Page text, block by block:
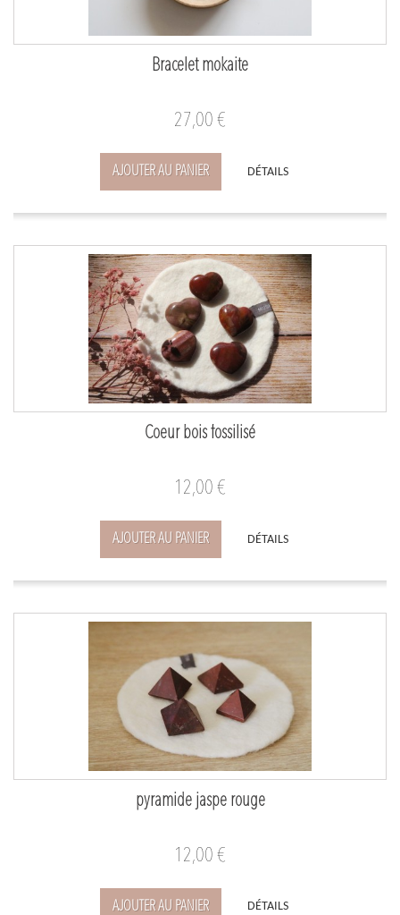
Bracelet mokaite
27,00 €
AJOUTER AU PANIER DÉTAILS
Coeur bois fossilisé
12,00 €
AJOUTER AU PANIER DÉTAILS
pyramide jaspe rouge
12,00 €
AJOUTER AU PANIER DÉTAILS